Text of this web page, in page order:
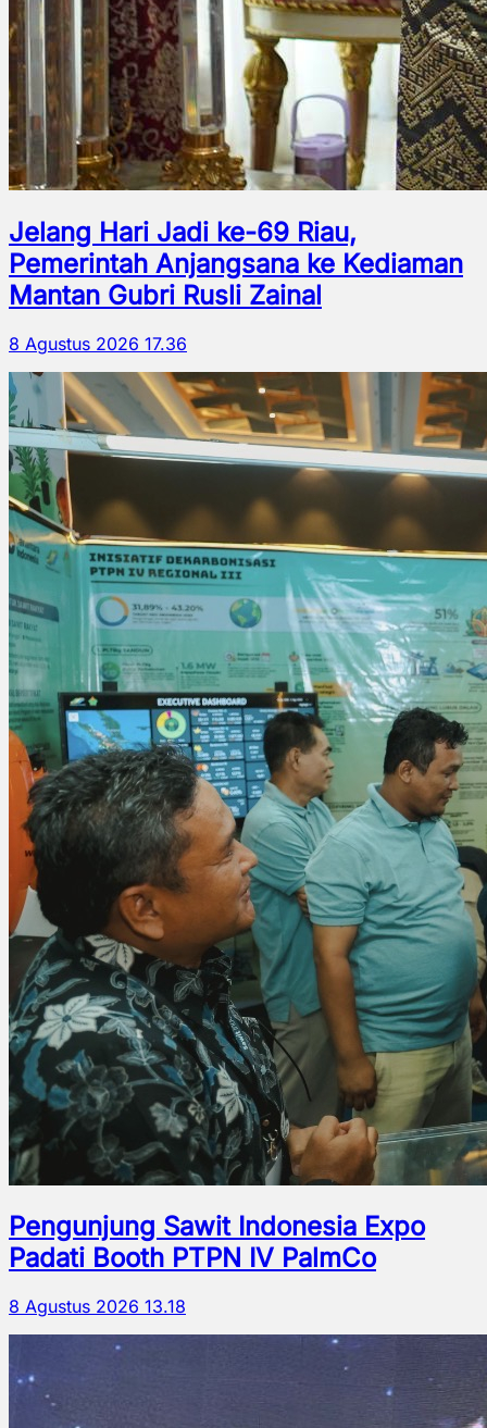
Jelang Hari Jadi ke-69 Riau,
Pemerintah Anjangsana ke Kediaman
Mantan Gubri Rusli Zainal
8 Agustus 2026 17.36
Pengunjung Sawit Indonesia Expo
Padati Booth PTPN IV PalmCo
8 Agustus 2026 13.18